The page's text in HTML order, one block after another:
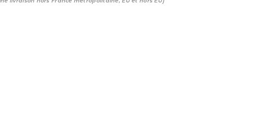
livraison hors France métropolitaine, EU et hors EU)